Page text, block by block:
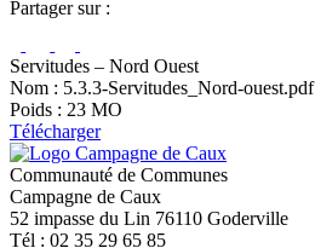
Partager sur :
Servitudes – Nord Ouest
Nom : 5.3.3-Servitudes_Nord-ouest.pdf
Poids : 23 MO
Télécharger
Communauté de Communes
Campagne de Caux
52 impasse du Lin 76110 Goderville
Tél : 02 35 29 65 85